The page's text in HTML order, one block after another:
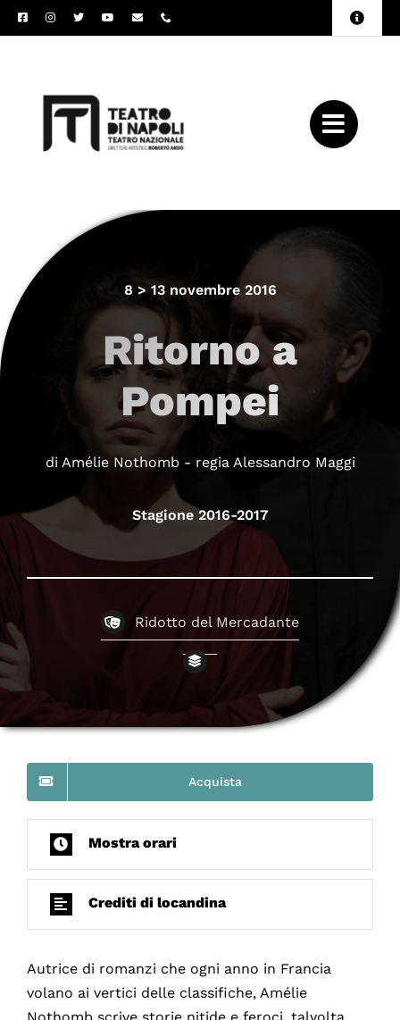
Salta
al
Toggle
8 > 13 novembre 2016
Ritorno a
Pompei
di Amélie Nothomb - regia Alessandro Maggi
Stagione 2016-2017
Ridotto del Mercadante
Acquista
Mostra orari
Crediti di locandina
Autrice di romanzi che ogni anno in Francia
volano ai vertici delle classifiche, Amélie